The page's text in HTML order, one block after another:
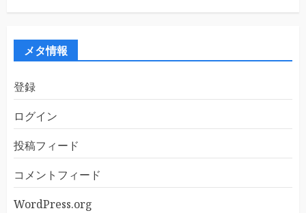
カ
メタ情報
登録
ログイン
投稿フィード
コメントフィード
WordPress.org